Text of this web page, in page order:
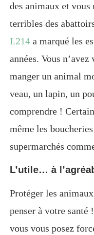
des animaux et vous
terribles des
L214 a marqué les
années. Vous
manger un animal
veau, un lapin, un
comprendre !
même les
supermarchés
L’utile… à
Protéger les
penser à votre santé
vous vous posez